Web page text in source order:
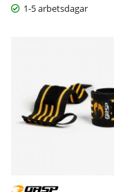
1-5 arbetsdagar